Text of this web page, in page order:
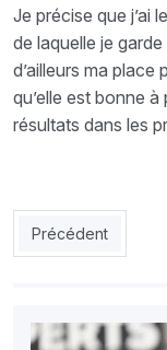
Je précise que j’ai
de laquelle je
d’ailleurs ma place
qu’elle est bonne
résultats dans les
Article précédent :
Précédent